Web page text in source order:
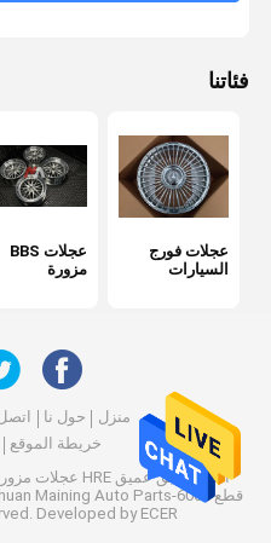
فئاتنا
عجلات فورج
السيارات
عجلات BBS
مزورة
منزل حول نا اتصل
خريطة الموقع
قطع 6061-T6 supplier.
Maining Auto Parts
Developed by ECER